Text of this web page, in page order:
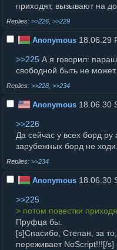
приходят, вызывают на
>>226 >>229
Anonymous18.06.29
>>225 А я говорил:
свободной быть не может.
>>228 >>234
Anonymous18.06.30
>>226
Да сейчас у всех борд
зарубежных борд не ходи.
>>234
Anonymous18.06.30
>>225
> потом повестки
Пруфца бы.
[s]Спасибо, Степан, за
переживает NoScript!!![/s]